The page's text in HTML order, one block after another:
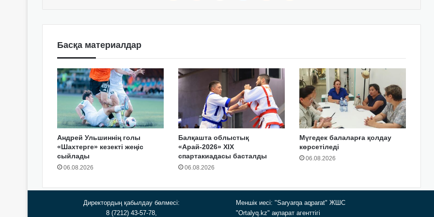
Басқа материалдар
Андрей Ульшиннің голы
«Шахтерге» кезекті жеңіс
сыйлады
06.08.2026
Балқашта облыстық
«Арай-2026» XIX
спартакиадасы басталды
06.08.2026
Мүгедек балаларға қолдау
көрсетіледі
06.08.2026
Директордың қабылдау бөлмесі:
8 (7212) 43-57-78,
Меншік иесі: "Saryarqa aqparat" ЖШС
"Ortalyq.kz" ақпарат агенттігі